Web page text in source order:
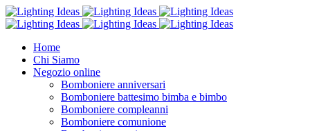
Home
Chi Siamo
Negozio online
Bomboniere anniversari
Bomboniere battesimo bimba e bimbo
Bomboniere compleanni
Bomboniere comunione